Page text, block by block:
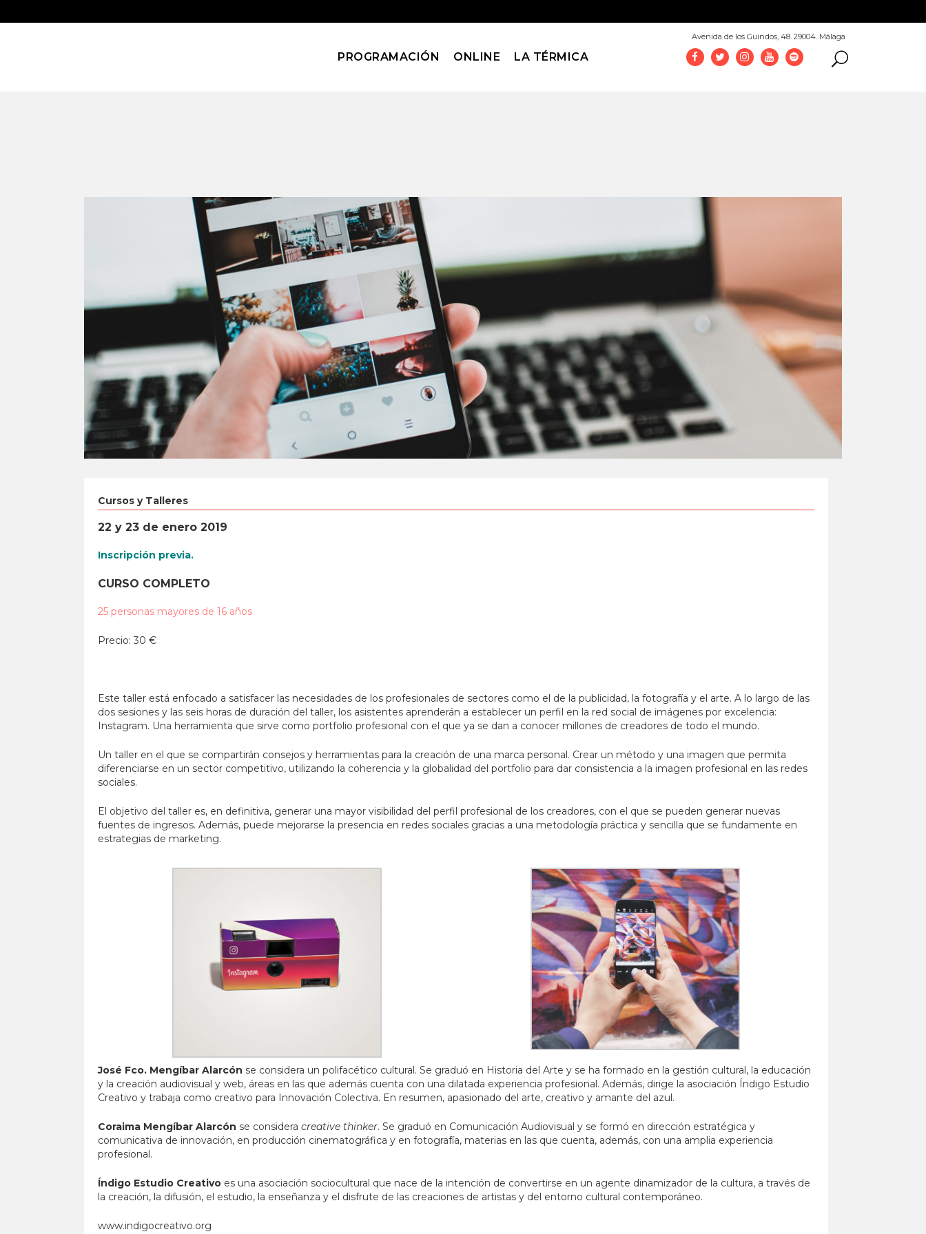
Avenida de los Guindos, 48. 29004. Málaga
PROGRAMACIÓN ONLINE LA TÉRMICA
Índigo Estudio Creativo
Home Cursos y Talleres Crea tu marca personal en Instagram con Índigo Estudio Creativo
Cursos y Talleres
22 y 23 de enero 2019
Inscripción previa.
CURSO COMPLETO
25 personas mayores de 16 años
Precio: 30 €
Este taller está enfocado a satisfacer las necesidades de los profesionales de sectores como el de la publicidad, la fotografía y el arte. A lo largo de las
dos sesiones y las seis horas de duración del taller, los asistentes aprenderán a establecer un perfil en la red social de imágenes por excelencia:
Instagram. Una herramienta que sirve como portfolio profesional con el que ya se dan a conocer millones de creadores de todo el mundo.
Un taller en el que se compartirán consejos y herramientas para la creación de una marca personal. Crear un método y una imagen que permita
diferenciarse en un sector competitivo, utilizando la coherencia y la globalidad del portfolio para dar consistencia a la imagen profesional en las redes
sociales.
El objetivo del taller es, en definitiva, generar una mayor visibilidad del perfil profesional de los creadores, con el que se pueden generar nuevas
fuentes de ingresos. Además, puede mejorarse la presencia en redes sociales gracias a una metodología práctica y sencilla que se fundamente en
estrategias de marketing.
José Fco. Mengíbar Alarcón se considera un polifacético cultural. Se graduó en Historia del Arte y se ha formado en la gestión cultural, la educación
y la creación audiovisual y web, áreas en las que además cuenta con una dilatada experiencia profesional. Además, dirige la asociación Índigo Estudio
Creativo y trabaja como creativo para Innovación Colectiva. En resumen, apasionado del arte, creativo y amante del azul.
Coraima Mengíbar Alarcón se considera creative thinker. Se graduó en Comunicación Audiovisual y se formó en dirección estratégica y
comunicativa de innovación, en producción cinematográfica y en fotografía, materias en las que cuenta, además, con una amplia experiencia
profesional.
Índigo Estudio Creativo es una asociación sociocultural que nace de la intención de convertirse en un agente dinamizador de la cultura, a través de
la creación, la difusión, el estudio, la enseñanza y el disfrute de las creaciones de artistas y del entorno cultural contemporáneo.
www.indigocreativo.org